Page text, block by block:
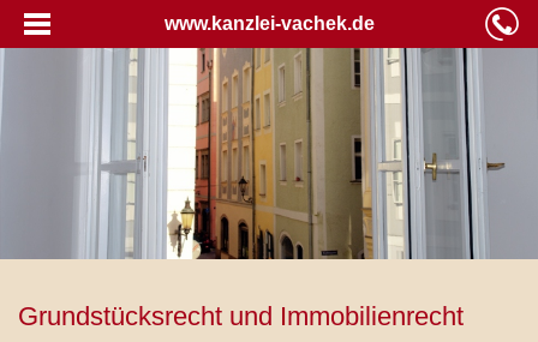
www.kanzlei-vachek.de
Grundstücksrecht und Immobilienrecht